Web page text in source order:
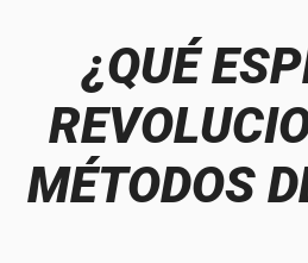
¿QUÉ
MÉTODOS